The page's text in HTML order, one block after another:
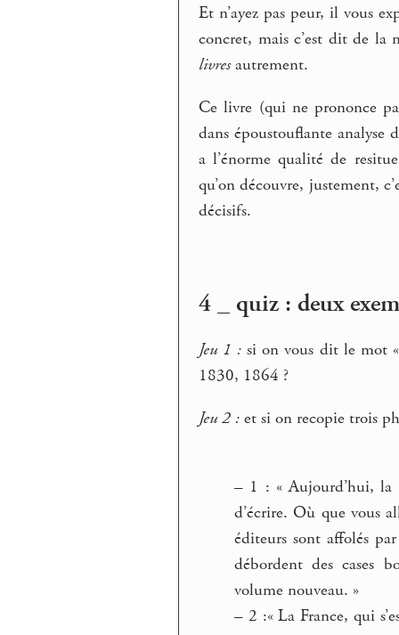
Et n’ayez pas peur, il vous
concret, mais c’est dit de la
livresautrement.
Ce livre (qui ne prononce
dans époustouflante
a l’énorme qualité de
qu’on découvre, justement,
décisifs.
4 _ quiz : deux
Jeu 1 :si on vous dit le mot
1830, 1864 ?
Jeu 2 : et si on recopie trois
– 1 : « Aujourd’hui,
d’écrire. Où que vous
éditeurs sont affolés
débordent des cases
volume nouveau. »
– 2 :« La France, qui